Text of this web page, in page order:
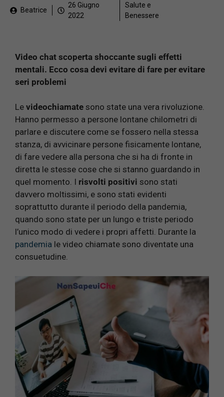
Beatrice
26 Giugno
2022
Salute e
Benessere
Video chat scoperta shoccante sugli effetti
mentali. Ecco cosa devi evitare di fare per evitare
seri problemi
Le videochiamate sono state una vera rivoluzione.
Hanno permesso a persone lontane chilometri di
parlare e discutere come se fossero nella stessa
stanza, di avvicinare persone fisicamente lontane,
di fare vedere alla persona che si ha di fronte in
diretta le stesse cose che si stanno guardando in
quel momento. I risvolti positivi sono stati
davvero moltissimi, e sono stati evidenti
soprattutto durante il periodo della pandemia,
quando sono state per un lungo e triste periodo
l’unico modo di vedere i propri affetti. Durante la
pandemia le video chiamate sono diventate una
consuetudine.